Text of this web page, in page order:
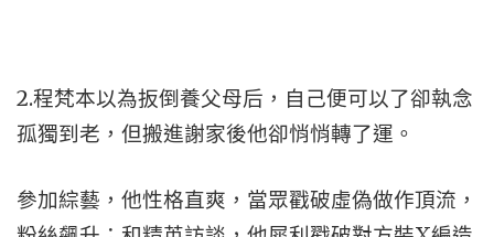
2.程梵本以為扳倒養父母后，自己便可以了卻執念
孤獨到老，但搬進謝家後他卻悄悄轉了運。
參加綜藝，他性格直爽，當眾戳破虛偽做作頂流，